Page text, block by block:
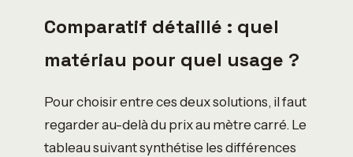
Comparatif détaillé : quel
matériau pour quel usage ?
Pour choisir entre ces deux solutions, il faut
regarder au-delà du prix au mètre carré. Le
tableau suivant synthétise les différences